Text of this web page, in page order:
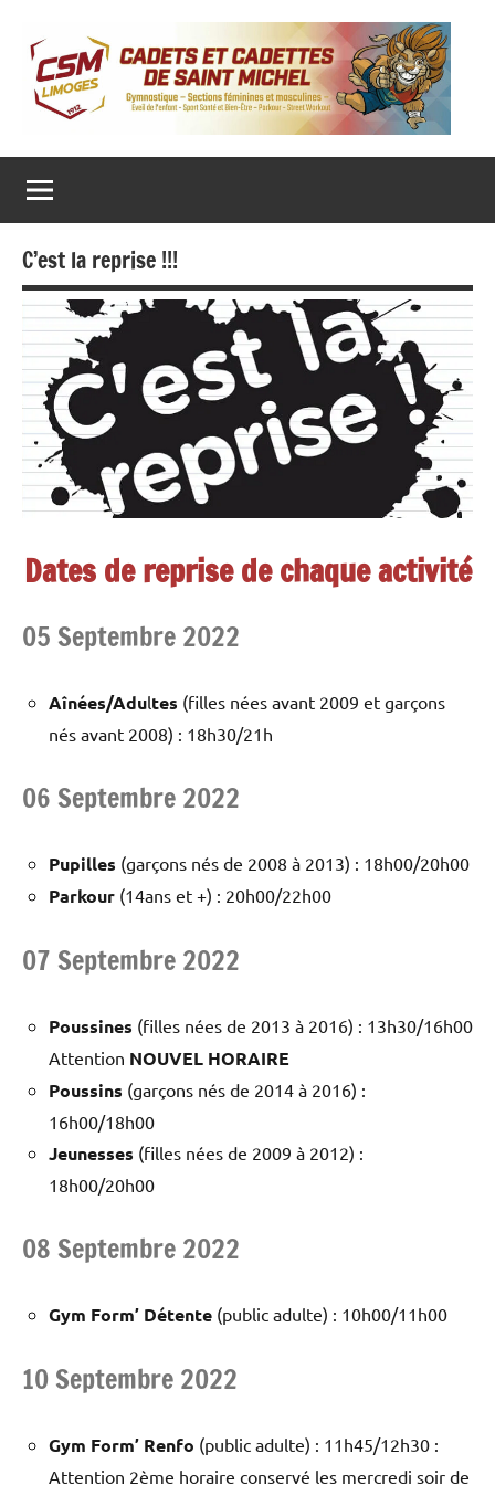
contenu
‒
de
l’enfant
‒
Sport
Santé
et
Bien-
Être
–
Parkour
–
Workout
C’est la reprise !!!
Dates de reprise de chaque activité
05 Septembre 2022
Aînées/Adultes (filles nées avant 2009 et garçons
nés avant 2008) : 18h30/21h
06 Septembre 2022
Pupilles (garçons nés de 2008 à 2013) : 18h00/20h00
Parkour (14ans et +) : 20h00/22h00
07 Septembre 2022
Poussines (filles nées de 2013 à 2016) : 13h30/16h00
Attention NOUVEL HORAIRE
Poussins (garçons nés de 2014 à 2016) :
16h00/18h00
Jeunesses (filles nées de 2009 à 2012) :
18h00/20h00
08 Septembre 2022
Gym Form’ Détente (public adulte) : 10h00/11h00
10 Septembre 2022
Gym Form’ Renfo (public adulte) : 11h45/12h30 :
Attention 2ème horaire conservé les mercredi soir de